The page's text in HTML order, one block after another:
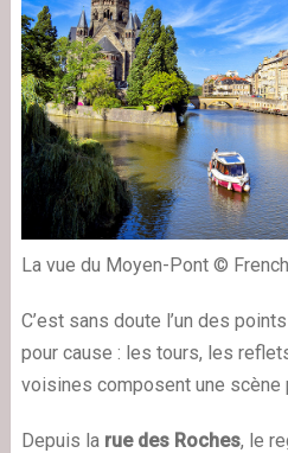
La vue du Moyen-Pont ©
C’est sans doute l’un des
pour cause : les tours, les
voisines composent une scène
Depuis la rue des Roches, le